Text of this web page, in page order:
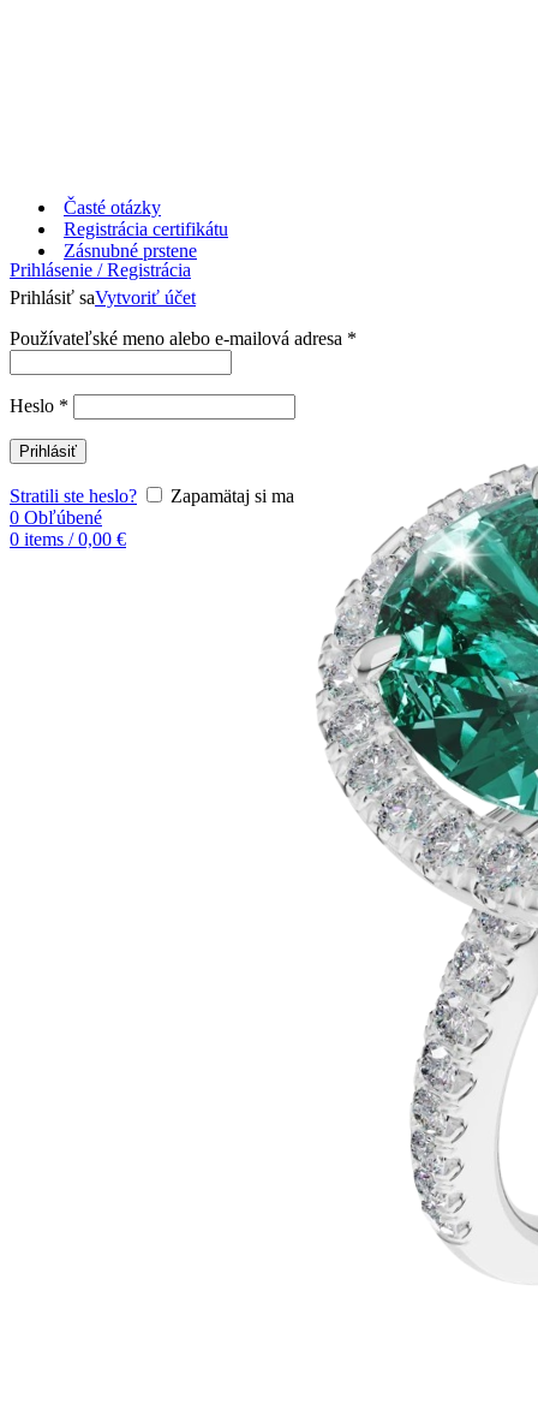
Časté otázky
Registrácia certifikátu
Prihlásenie / Registrácia
Prihlásiť saVytvoriť účet
Používateľské meno alebo e-mailová adresa *
Heslo *
Prihlásiť
Stratili ste heslo?
Zapamätaj si ma
0 Obľúbené
0 items / 0,00 €
Zásnubné prstene